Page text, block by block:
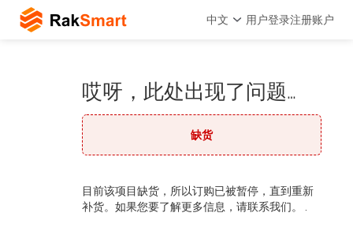
中文 用户登录注册账户
哎呀，此处出现了问题…
缺货
目前该项目缺货，所以订购已被暂停，直到重新
补货。如果您要了解更多信息，请联系我们。 .